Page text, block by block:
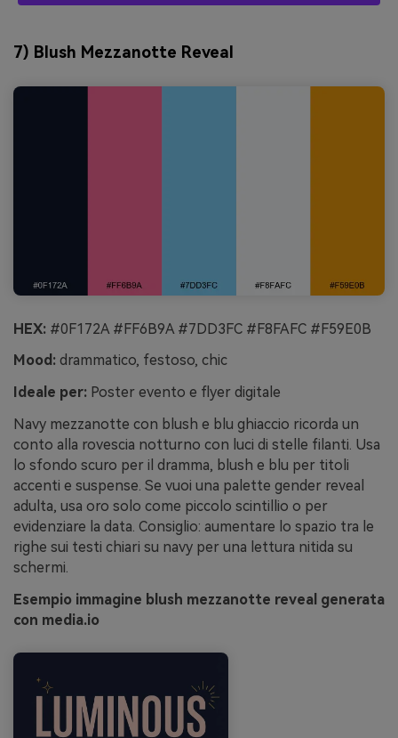
7) Blush Mezzanotte Reveal
HEX: #0F172A #FF6B9A #7DD3FC #F8FAFC #F59E0B
Mood: drammatico, festoso, chic
Ideale per: Poster evento e flyer digitale
Navy mezzanotte con blush e blu ghiaccio ricorda un
conto alla rovescia notturno con luci di stelle filanti. Usa
lo sfondo scuro per il dramma, blush e blu per titoli
accenti e suspense. Se vuoi una palette gender reveal
adulta, usa oro solo come piccolo scintillio o per
evidenziare la data. Consiglio: aumentare lo spazio tra le
righe sui testi chiari su navy per una lettura nitida su
schermi.
Esempio immagine blush mezzanotte reveal generata
con media.io